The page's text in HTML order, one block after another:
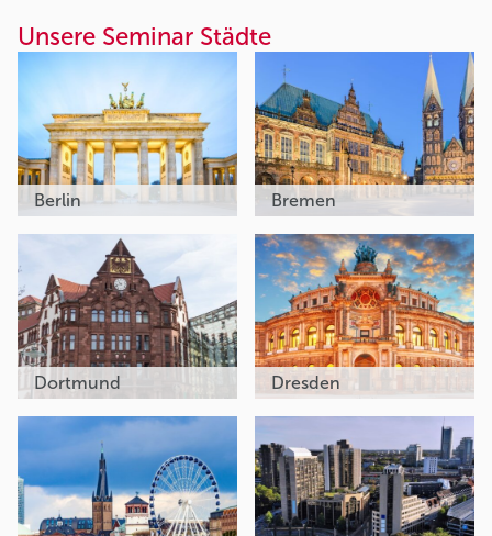
Unsere Seminar Städte
Berlin Bremen
Dortmund Dresden